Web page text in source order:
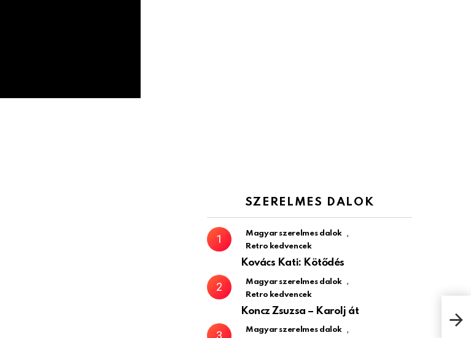
SZERELMES DALOK
Magyar szerelmes dalok ,
Retro kedvencek
Kovács Kati: Kötődés
Magyar szerelmes dalok ,
Retro kedvencek
Koncz Zsuzsa – Karolj át
Magyar szerelmes dalok ,